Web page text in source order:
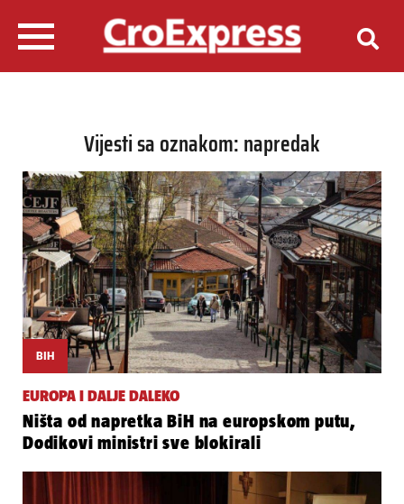
Vijesti sa oznakom: napredak
BIH
EUROPA I DALJE DALEKO
Ništa od napretka BiH na europskom putu,
Dodikovi ministri sve blokirali